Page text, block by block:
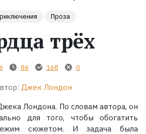
Проза
трёх
86 168 0
Джек Лондон
Лондона. По словам автора, он
для того, чтобы обогатить
сюжетом. И задача была